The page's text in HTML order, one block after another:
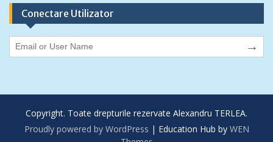
Conectare Utilizator
→
Copyright. Toate drepturile rezervate Alexandru TERLEA.
Proudly powered by WordPress | Education Hub by WEN